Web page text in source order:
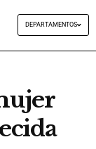
DEPARTAMENTOS